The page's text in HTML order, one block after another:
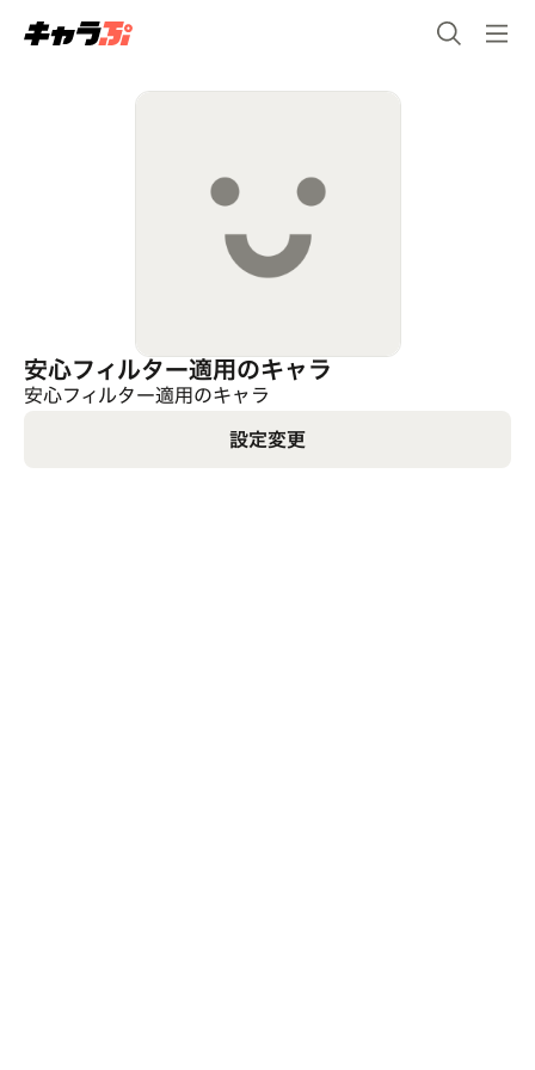
安心フィルター適用のキャラ
安心フィルター適用のキャラ
設定変更